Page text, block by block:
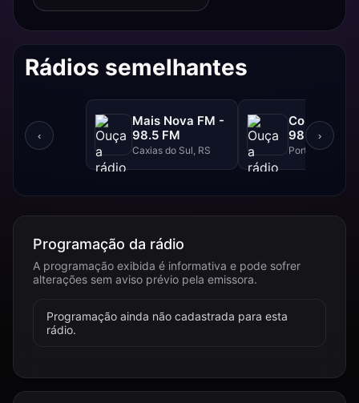
Rádios semelhantes
‹
Mais Nova FM -
98.5 FM
Caxias do Sul, RS
98.3 FM
Porto Alegre,
›
Programação da rádio
A programação exibida é informativa e pode sofrer
alterações sem aviso prévio pela emissora.
Programação ainda não cadastrada para esta
rádio.